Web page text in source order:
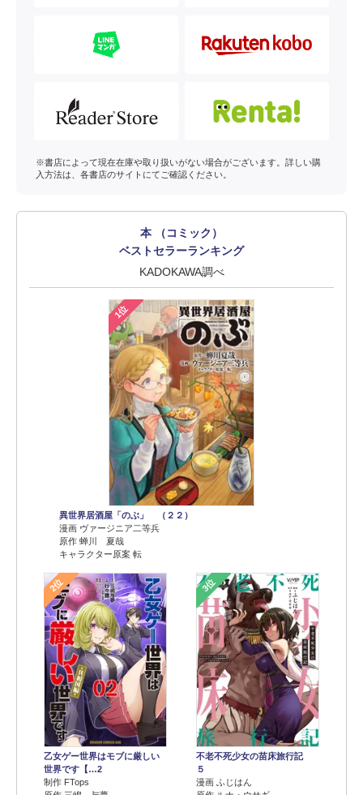
※書店によって現在在庫や取り扱いがない場合がございます。詳しい購
入方法は、各書店のサイトにてご確認ください。
本 （コミック）
ベストセラーランキング
KADOKAWA調べ
1位
異世界居酒屋「のぶ」 （２２）
漫画 ヴァージニア二等兵
原作 蝉川 夏哉
キャラクター原案 転
2位
乙女ゲー世界はモブに厳しい
世界です【…2
制作 FTops
3位
不老不死少女の苗床旅行記
５
漫画 ふじはん